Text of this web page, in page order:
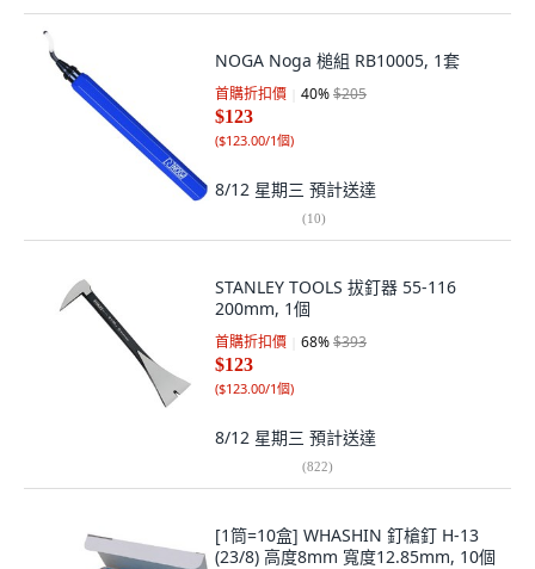
NOGA Noga 槌組 RB10005, 1套
首購折扣價 40%$205
$123
($123.00/1個)
8/12 星期三 預計送達
(10)
STANLEY TOOLS 拔釘器 55-116
200mm, 1個
首購折扣價 68%$393
$123
($123.00/1個)
8/12 星期三 預計送達
(822)
[1筒=10盒] WHASHIN 釘槍釘 H-13
(23/8) 高度8mm 寬度12.85mm, 10個